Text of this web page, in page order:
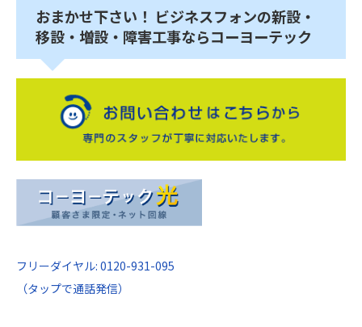
おまかせ下さい！ ビジネスフォンの新設・
移設・増設・障害工事ならコーヨーテック
フリーダイヤル: 0120-931-095
（タップで通話発信）